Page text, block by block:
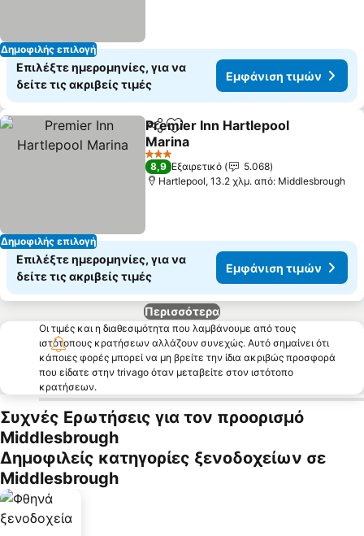
Δημοφιλής επιλογή
Επιλέξτε ημερομηνίες, για να
δείτε τις ακριβείς τιμές
Εμφάνιση τιμών
Δημοφιλής επιλογή
Κοινοποίηση
Προσθήκη στα αγαπημένα
Premier Inn Hartlepool
Marina
Εμφάνιση τιμών
3 Αστέρια
8,9 Εξαιρετικό
5.068
Hartlepool, 13.2 χλμ. από: Middlesbrough
Επιλέξτε ημερομηνίες, για να
δείτε τις ακριβείς τιμές
Εμφάνιση τιμών
Περισσότερα
Οι τιμές και η διαθεσιμότητα που λαμβάνουμε από τους
ιστότοπους κρατήσεων αλλάζουν συνεχώς. Αυτό σημαίνει ότι
κάποιες φορές μπορεί να μη βρείτε την ίδια ακριβώς προσφορά
που είδατε στην trivago όταν μεταβείτε στον ιστότοπο
κρατήσεων.
Συχνές Ερωτήσεις για τον προορισμό
Middlesbrough
Δημοφιλείς κατηγορίες ξενοδοχείων σε
Middlesbrough